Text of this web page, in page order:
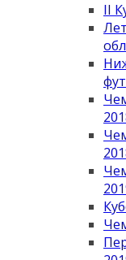
II